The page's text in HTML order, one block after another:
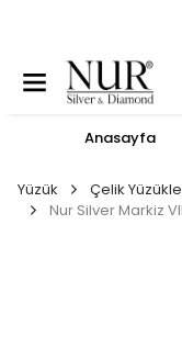
Anasayfa
Yüzük
Çelik
Nur Silver Markiz